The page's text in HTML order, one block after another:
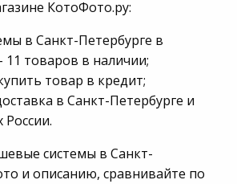
КотоФото.ру:
в Санкт-Петербурге в
11 товаров в наличии;
товар в кредит;
в Санкт-Петербурге и
России.
системы в Санкт-
и описанию, сравнивайте по